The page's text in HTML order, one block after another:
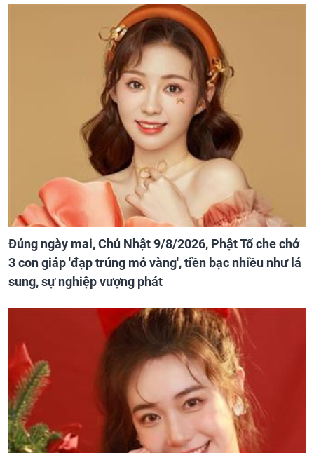
Đúng ngày mai, Chủ Nhật 9/8/2026, Phật Tổ che chở
3 con giáp 'đạp trúng mỏ vàng', tiền bạc nhiều như lá
sung, sự nghiệp vượng phát